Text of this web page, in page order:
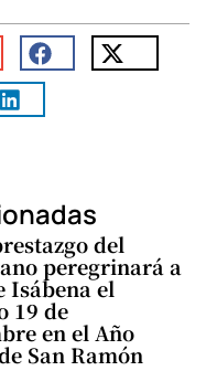
del
peregrinará a
Isábena el
19 de
en el Año
San Ramón